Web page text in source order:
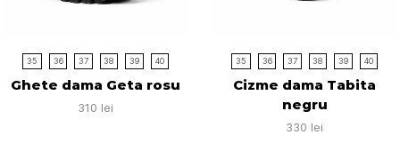
35 36 37 38 39 40
Ghete dama Geta rosu
310 lei
35 36 37 38 39 40
Cizme dama Tabita
negru
330 lei